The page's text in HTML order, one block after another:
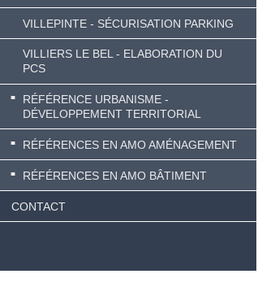
VILLEPINTE - SÉCURISATION PARKING
VILLIERS LE BEL - ELABORATION DU
PCS
RÉFÉRENCE URBANISME -
DÉVELOPPEMENT TERRITORIAL
RÉFÉRENCES EN AMO AMÉNAGEMENT
RÉFÉRENCES EN AMO BÂTIMENT
CONTACT